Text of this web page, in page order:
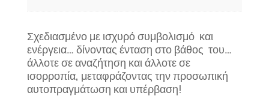
Σχεδιασμένο με ισχυρό συμβολισμό και
ενέργεια… δίνοντας ένταση στο βάθος του…
άλλοτε σε αναζήτηση και άλλοτε σε
ισορροπία, μεταφράζοντας την προσωπική
αυτοπραγμάτωση και υπέρβαση!